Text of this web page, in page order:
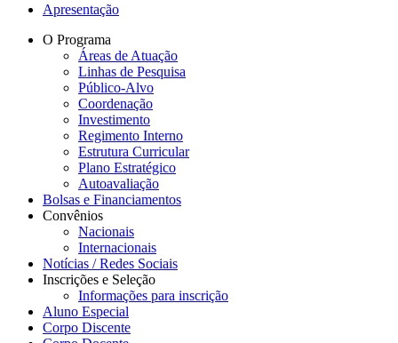
Apresentação
O Programa
Áreas de Atuação
Linhas de Pesquisa
Público-Alvo
Coordenação
Investimento
Regimento Interno
Estrutura Curricular
Plano Estratégico
Autoavaliação
Bolsas e Financiamentos
Convênios
Nacionais
Internacionais
Notícias / Redes Sociais
Inscrições e Seleção
Informações para inscrição
Aluno Especial
Corpo Discente